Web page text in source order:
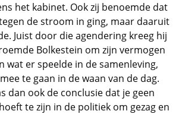
het kabinet. Ook zij benoemde dat
de stroom in ging, maar daaruit
Juist door die agendering kreeg hij
Bolkestein om zijn vermogen
wat er speelde in de samenleving,
te gaan in de waan van de dag.
dan ook de conclusie dat je geen
te zijn in de politiek om gezag en